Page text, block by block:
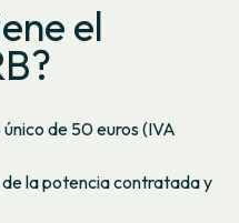
el
de 50 euros (IVA
la potencia contratada y